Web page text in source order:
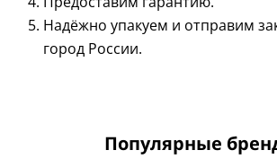
Надёжно упакуем и отправим
город России.
Популярные